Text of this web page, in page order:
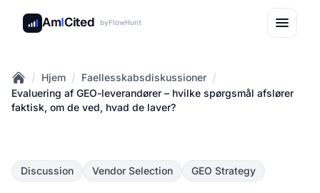
AmICited byFlowHunt
Home
/ Hjem / Faellesskabsdiskussioner /
Evaluering af GEO-leverandører – hvilke spørgsmål afslører
faktisk, om de ved, hvad de laver?
Discussion Vendor Selection GEO Strategy